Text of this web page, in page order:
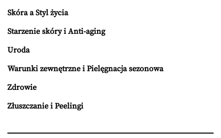
Skóra a Styl życia
Starzenie skóry i Anti-aging
Uroda
Warunki zewnętrzne i Pielęgnacja sezonowa
Zdrowie
Złuszczanie i Peelingi